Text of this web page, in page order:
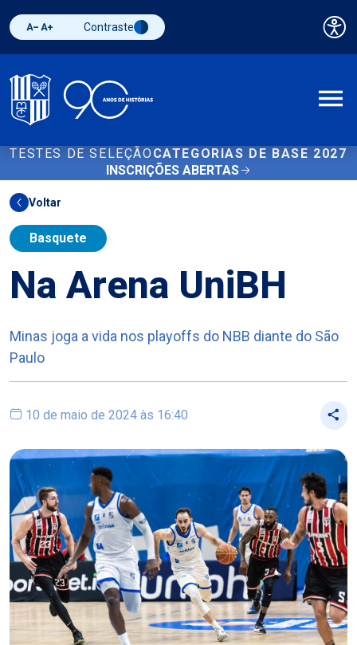
Diminuir fonte
Aumentar fonteAlternar contraste
Contraste
TESTES DE SELEÇÃO CATEGORIAS DE BASE 2027
INSCRIÇÕES ABERTAS
Voltar
Basquete
Na Arena UniBH
Minas joga a vida nos playoffs do NBB diante do São
Paulo
10 de maio de 2024 às 16:40